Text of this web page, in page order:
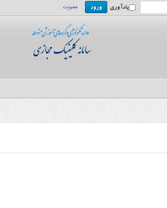
یادآوری عضویت